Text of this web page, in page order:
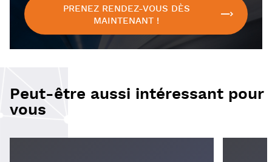
PRENEZ RENDEZ-VOUS DÈS
MAINTENANT !
Peut-être aussi intéressant pour
vous